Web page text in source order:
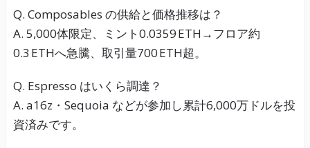
Q. Composables の供給と価格推移は？
A. 5,000体限定、ミント0.0359 ETH→フロア約
0.3 ETHへ急騰、取引量700 ETH超。
Q. Espresso はいくら調達？
A. a16z・Sequoia などが参加し累計6,000万ドルを投
資済みです。